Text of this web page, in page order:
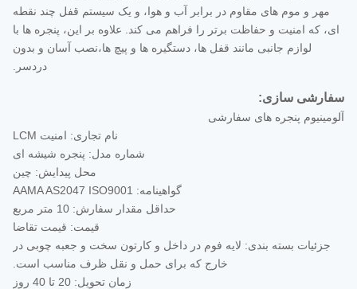
مهر و موم های مقاوم در برابر آب و هوا، و یک سیستم قفل چند نقطه
ای، که امنیت و حفاظت برتر را فراهم می کند. علاوه بر این، پنجره ها با
لوازم جانبی مانند قفل ها، دستگیره ها و پیچ ها،نصب آسان و بدون
دردسر.
سفارشی سازی:
آلومینیوم پنجره های سفارشی
نام تجاری: امنیت LCM
شماره مدل: پنجره شیشه ای
محل پیدایش: چین
گواهینامه: AAMA AS2047 ISO9001
حداقل مقدار سفارش: 10 متر مربع
قیمت: قیمت تقاضا
جزئیات بسته بندی: لایه فوم در داخل و کارتون سخت و جعبه چوبی در
خارج که برای حمل و نقل ظرف مناسب است.
زمان تحویل: 20 تا 40 روز